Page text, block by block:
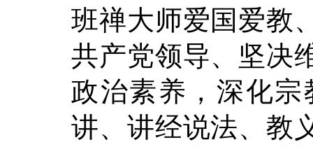
班禅大师爱国爱教
共产党领导、坚决
政治素养，深化
讲、讲经说法、教